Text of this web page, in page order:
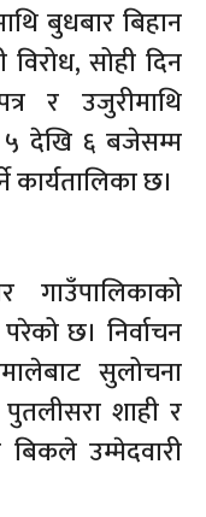
बुधबार बिहान
सोही दिन
र उजुरीमाथि
देखि ६ बजेसम्म
कार्यतालिका छ।
गाउँपालिकाको
छ। निर्वाचन
सुलोचना
शाही र
उम्मेदवारी